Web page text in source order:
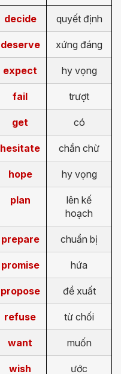
decide quyết định
deserve xứng đáng
expect hy vọng
fail trượt
get có
hesitate chần chừ
hope hy vọng
plan
lên kế
hoạch
prepare chuẩn bị
promise hứa
propose đề xuất
refuse từ chối
want muốn
wish ước